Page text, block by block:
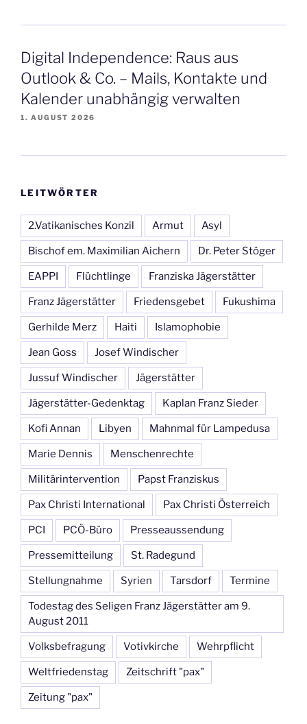
Digital Independence: Raus aus
Outlook & Co. – Mails, Kontakte und
Kalender unabhängig verwalten
1. AUGUST 2026
LEITWÖRTER
2.Vatikanisches Konzil Armut Asyl
Bischof em. Maximilian Aichern Dr. Peter Stöger
EAPPI Flüchtlinge Franziska Jägerstätter
Franz Jägerstätter Friedensgebet Fukushima
Gerhilde Merz Haiti Islamophobie
Jean Goss Josef Windischer
Jussuf Windischer Jägerstätter
Jägerstätter-Gedenktag Kaplan Franz Sieder
Kofi Annan Libyen Mahnmal für Lampedusa
Marie Dennis Menschenrechte
Militärintervention Papst Franziskus
Pax Christi International Pax Christi Österreich
PCI PCÖ-Büro Presseaussendung
Pressemitteilung St. Radegund
Stellungnahme Syrien Tarsdorf Termine
Todestag des Seligen Franz Jägerstätter am 9.
August 2011
Volksbefragung Votivkirche Wehrpflicht
Weltfriedenstag Zeitschrift "pax"
Zeitung "pax"